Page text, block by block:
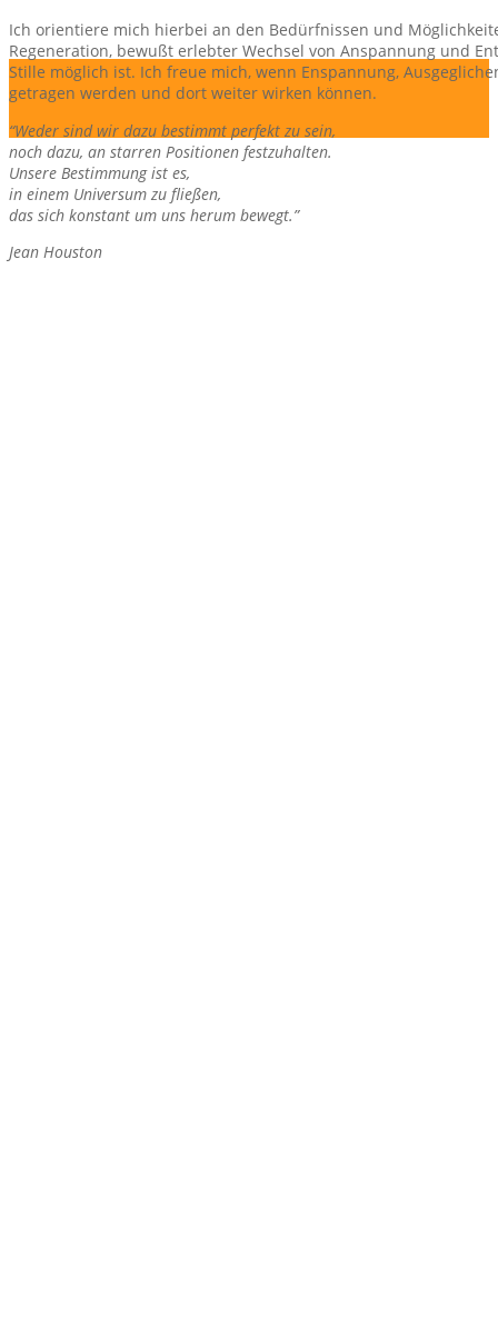
Ich orientiere mich hierbei an den Bedürfnissen und
Regeneration, bewußt erlebter Wechsel von Anspannung und
Stille möglich ist. Ich freue mich, wenn Enspannung,
getragen werden und dort weiter wirken können.
“Weder sind wir dazu bestimmt perfekt zu sein,
noch dazu, an starren Positionen festzuhalten.
Unsere Bestimmung ist es,
in einem Universum zu fließen,
das sich konstant um uns herum bewegt.”
Jean Houston